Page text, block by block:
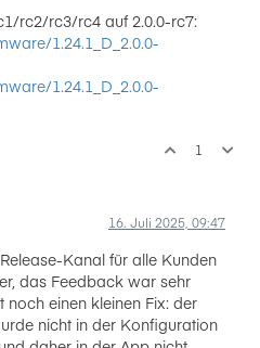
rc2/rc3/rc4 auf 2.0.0-rc7:
1.24.1_D_2.0.0-
1.24.1_D_2.0.0-
1
16. Juli 2025, 09:47
Kanal für alle Kunden
das Feedback war sehr
noch einen kleinen Fix: der
nicht in der Konfiguration